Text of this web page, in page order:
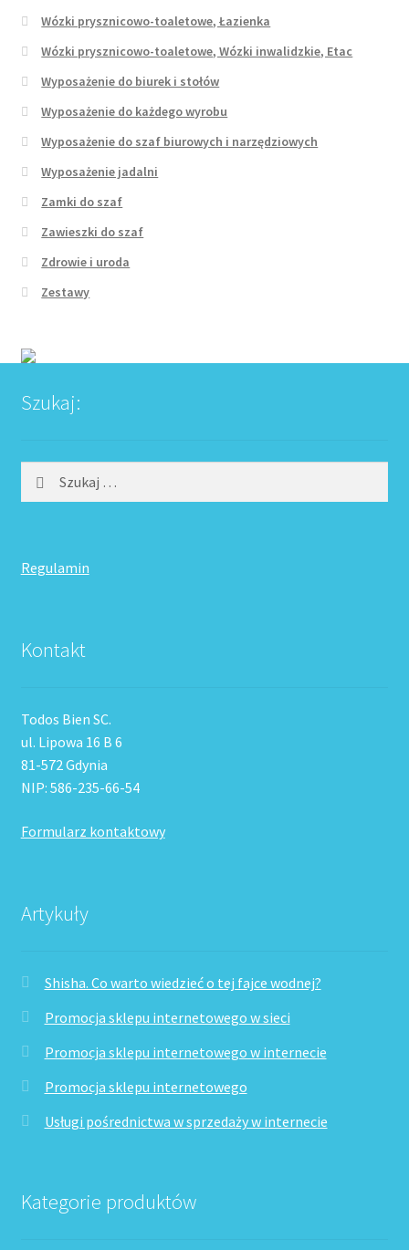
Wózki prysznicowo-toaletowe, Łazienka
Wózki prysznicowo-toaletowe, Wózki inwalidzkie, Etac
Wyposażenie do biurek i stołów
Wyposażenie do każdego wyrobu
Wyposażenie do szaf biurowych i narzędziowych
Wyposażenie jadalni
Zamki do szaf
Zawieszki do szaf
Zdrowie i uroda
Zestawy
Szukaj:
Regulamin
Kontakt
Todos Bien SC.
ul. Lipowa 16 B 6
81-572 Gdynia
NIP: 586-235-66-54
Formularz kontaktowy
Artykuły
Shisha. Co warto wiedzieć o tej fajce wodnej?
Promocja sklepu internetowego w sieci
Promocja sklepu internetowego w internecie
Promocja sklepu internetowego
Usługi pośrednictwa w sprzedaży w internecie
Kategorie produktów